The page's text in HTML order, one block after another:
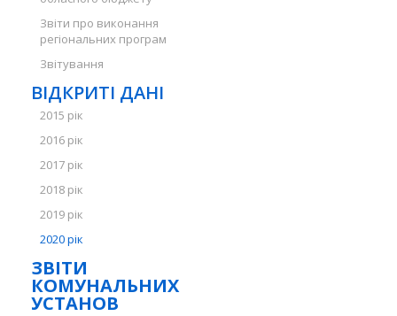
Звіти про виконання
регіональних програм
Звітування
ВІДКРИТІ ДАНІ
2015 рік
2016 рік
2017 рік
2018 рік
2019 рік
2020 рік
ЗВІТИ
КОМУНАЛЬНИХ
УСТАНОВ